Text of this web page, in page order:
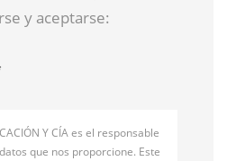
y aceptarse:
Y CÍA es el responsable
que nos proporcione. Este